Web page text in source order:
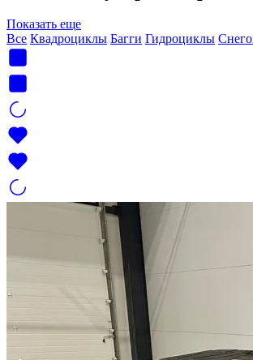
Показать еще
Все Квадроциклы Багги Гидроциклы